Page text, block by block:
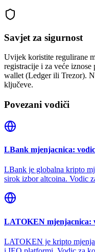
Savjet za sigurnost
Uvijek koristite regulirane
registracije i za veće iznose
wallet (Ledger ili Trezor).
ključeve.
Povezani vodiči
LBank mjenjacnica:
LBank je globalna kripto
sirok izbor altcoina. Vodic
LATOKEN mjenjacnica:
LATOKEN je kripto